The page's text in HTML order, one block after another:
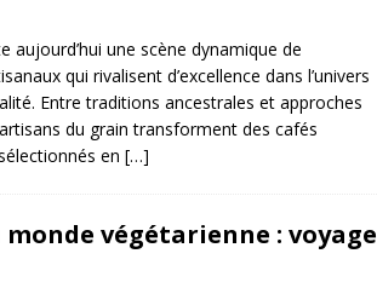
aujourd’hui une scène dynamique de
qui rivalisent d’excellence dans l’univers
Entre traditions ancestrales et approches
du grain transforment des cafés
en […]
monde végétarienne : voyage